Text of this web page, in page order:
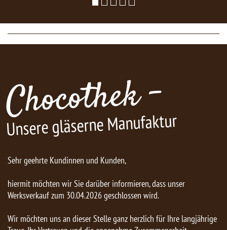
Chocothek -
Unsere gläserne Manufaktur
Sehr geehrte Kundinnen und Kunden,
hiermit möchten wir Sie darüber informieren, dass unser
Werksverkauf zum 30.04.2026 geschlossen wird.
Wir möchten uns an dieser Stelle ganz herzlich für Ihre langjährige